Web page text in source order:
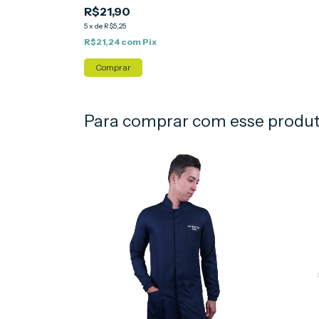
R$21,90
5x de R$5,25
R$21,24 com Pix
Comprar
Para comprar com esse